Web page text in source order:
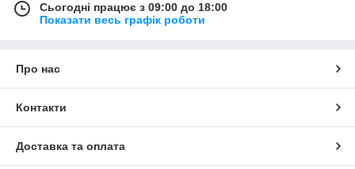
Сьогодні працює з 09:00 до 18:00
Показати весь графік роботи
Про нас
Контакти
Доставка та оплата